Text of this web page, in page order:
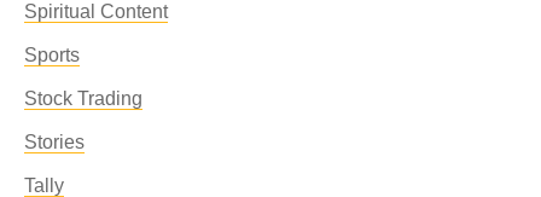
Spiritual Content
Sports
Stock Trading
Stories
Tally